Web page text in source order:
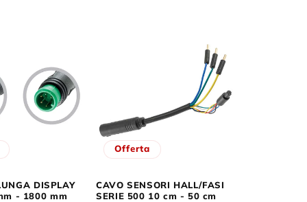
DISPLAY
- 1800 mm
Offerta
CAVO SENSORI HALL/FASI
SERIE 500 10 cm - 50 cm